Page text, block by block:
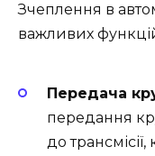
Зчеплення в
важливих
Передача
передання
до